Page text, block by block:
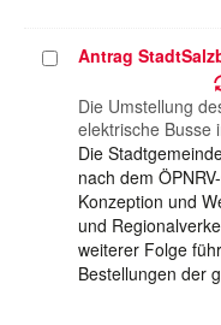
ProjektAntrag
Die Umstellung
elektrische Busse
Die
nach dem
Konzeption und
und
weiterer Folge
Bestellungen der